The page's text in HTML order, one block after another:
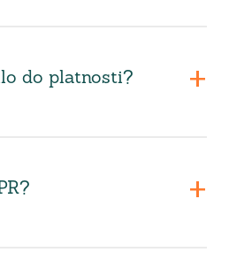
do platnosti?